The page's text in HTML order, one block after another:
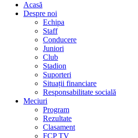
Acasă
Despre noi
Echipa
Staff
Conducere
Juniori
Club
Stadion
Suporteri
Situații financiare
Responsabilitate socială
Meciuri
Program
Rezultate
Clasament
FCP TV